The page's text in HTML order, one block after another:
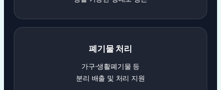
폐기물 처리
가구·생활폐기물 등
분리 배출 및 처리 지원